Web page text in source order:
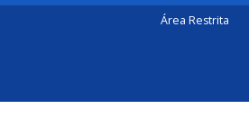
Área Restrita